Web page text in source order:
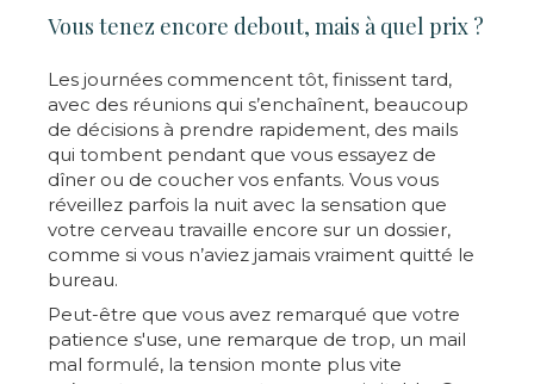
Vous tenez encore debout, mais à quel prix ?
Les journées commencent tôt, finissent tard,
avec des réunions qui s’enchaînent, beaucoup
de décisions à prendre rapidement, des mails
qui tombent pendant que vous essayez de
dîner ou de coucher vos enfants. Vous vous
réveillez parfois la nuit avec la sensation que
votre cerveau travaille encore sur un dossier,
comme si vous n’aviez jamais vraiment quitté le
bureau.
Peut-être que vous avez remarqué que votre
patience s'use, une remarque de trop, un mail
mal formulé, la tension monte plus vite